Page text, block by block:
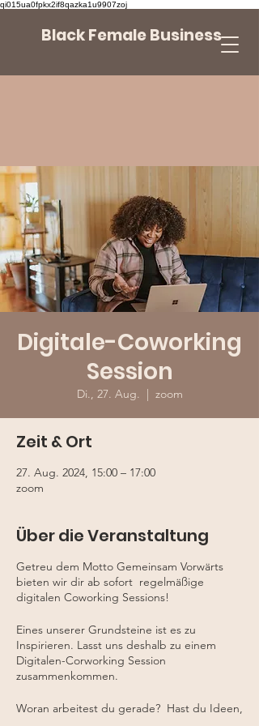
qi015ua0fpkx2if8qazka1u9907zoj
Black Female Business
Digitale-Coworking
Session
Di., 27. Aug.
  |
zoom
Zeit & Ort
27. Aug. 2024, 15:00 – 17:00
zoom
Über die Veranstaltung
Getreu dem Motto Gemeinsam Vorwärts
bieten wir dir ab sofort regelmäßige
digitalen Coworking Sessions!
Eines unserer Grundsteine ist es zu
Inspirieren. Lasst uns deshalb zu einem
Digitalen-Corworking Session
zusammenkommen.
Woran arbeitest du gerade? Hast du Ideen,